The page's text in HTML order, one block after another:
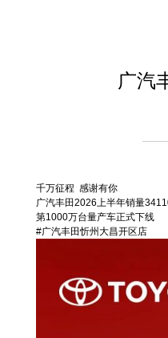
广汽
千万征程 感谢有你
广汽丰田2026上半年销量
第1000万台量产车正式下线
#广汽丰田忻州大昌开区店